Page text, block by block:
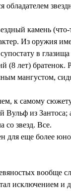
камень
Из оружия
в
(8 лет) братенок.
мангустом,
к самому
Вульф из
со звезд. Все.
для еще более
вообще
исключением и